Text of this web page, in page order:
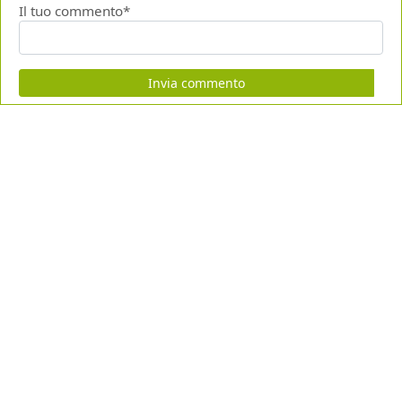
Il tuo commento*
Invia commento